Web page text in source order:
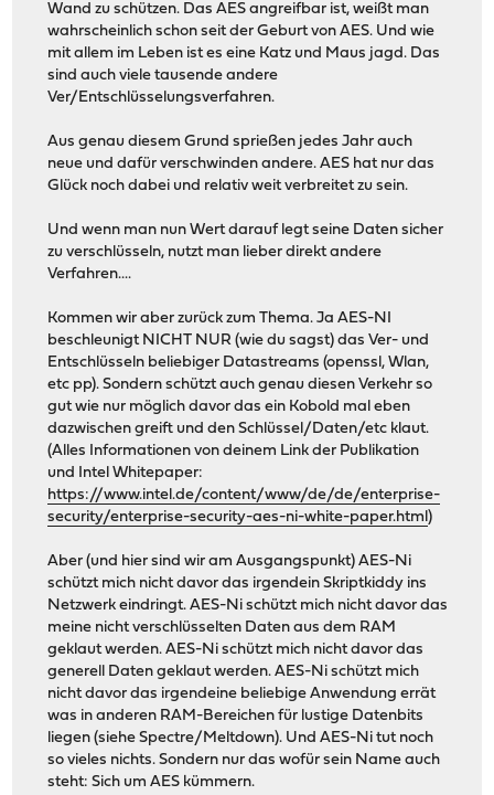
Wand zu schützen. Das AES angreifbar ist, weißt man
wahrscheinlich schon seit der Geburt von AES. Und wie
mit allem im Leben ist es eine Katz und Maus jagd. Das
sind auch viele tausende andere
Ver/Entschlüsselungsverfahren.
Aus genau diesem Grund sprießen jedes Jahr auch
neue und dafür verschwinden andere. AES hat nur das
Glück noch dabei und relativ weit verbreitet zu sein.
Und wenn man nun Wert darauf legt seine Daten sicher
zu verschlüsseln, nutzt man lieber direkt andere
Verfahren....
Kommen wir aber zurück zum Thema. Ja AES-NI
beschleunigt NICHT NUR (wie du sagst) das Ver- und
Entschlüsseln beliebiger Datastreams (openssl, Wlan,
etc pp). Sondern schützt auch genau diesen Verkehr so
gut wie nur möglich davor das ein Kobold mal eben
dazwischen greift und den Schlüssel/Daten/etc klaut.
(Alles Informationen von deinem Link der Publikation
und Intel Whitepaper:
https://www.intel.de/content/www/de/de/enterprise-
security/enterprise-security-aes-ni-white-paper.html)
Aber (und hier sind wir am Ausgangspunkt) AES-Ni
schützt mich nicht davor das irgendein Skriptkiddy ins
Netzwerk eindringt. AES-Ni schützt mich nicht davor das
meine nicht verschlüsselten Daten aus dem RAM
geklaut werden. AES-Ni schützt mich nicht davor das
generell Daten geklaut werden. AES-Ni schützt mich
nicht davor das irgendeine beliebige Anwendung errät
was in anderen RAM-Bereichen für lustige Datenbits
liegen (siehe Spectre/Meltdown). Und AES-Ni tut noch
so vieles nichts. Sondern nur das wofür sein Name auch
steht: Sich um AES kümmern.